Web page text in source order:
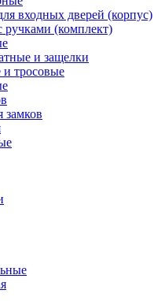
входных дверей (корпус)
ручками (комплект)
и защелки
и тросовые
замков